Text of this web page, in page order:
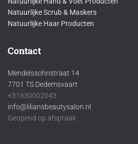
Natuurlijke Scrub & Maskers
Natuurlijke Haar Producten
Contact
Mendelssohnstraat 14
7701 TS Dedemsvaart
+31630002043
info@liliansbeautysalon.nl
Geopend op afspraak